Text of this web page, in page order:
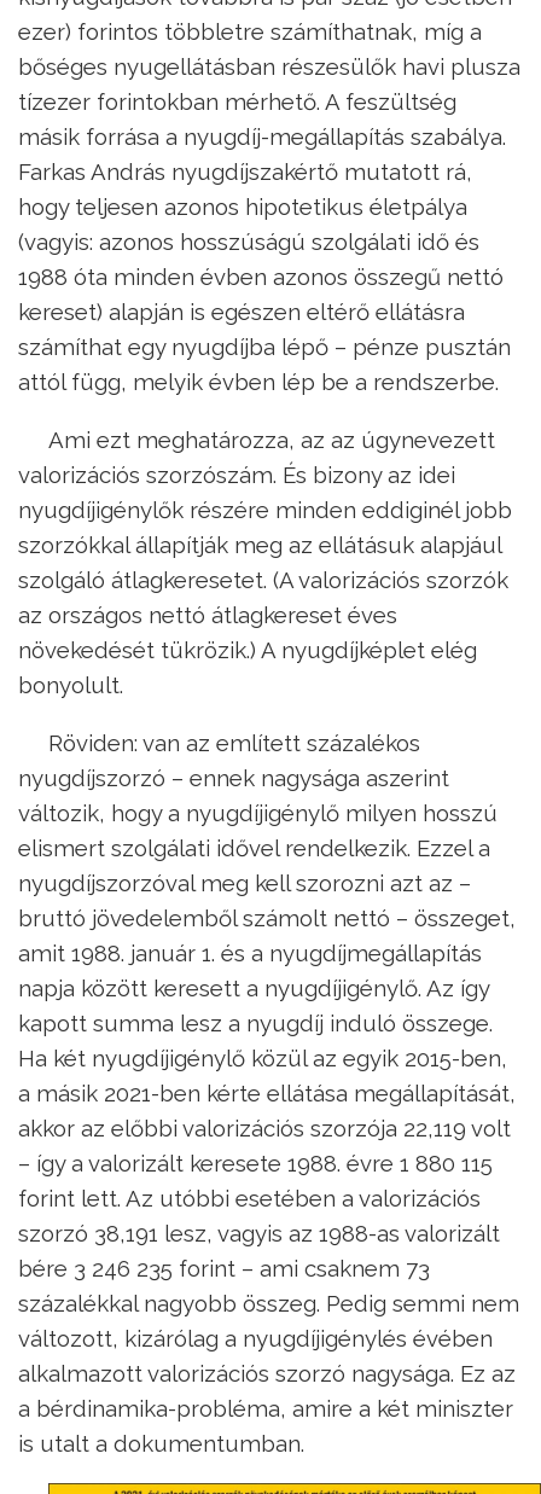
ezer) forintos többletre számíthatnak, míg a
bőséges nyugellátásban részesülők havi plusza
tízezer forintokban mérhető. A feszültség
másik forrása a nyugdíj-megállapítás szabálya.
Farkas András nyugdíjszakértő mutatott rá,
hogy teljesen azonos hipotetikus életpálya
(vagyis: azonos hosszúságú szolgálati idő és
1988 óta minden évben azonos összegű nettó
kereset) alapján is egészen eltérő ellátásra
számíthat egy nyugdíjba lépő – pénze pusztán
attól függ, melyik évben lép be a rendszerbe.
Ami ezt meghatározza, az az úgynevezett
valorizációs szorzószám. És bizony az idei
nyugdíjigénylők részére minden eddiginél jobb
szorzókkal állapítják meg az ellátásuk alapjául
szolgáló átlagkeresetet. (A valorizációs szorzók
az országos nettó átlagkereset éves
növekedését tükrözik.) A nyugdíjképlet elég
bonyolult.
Röviden: van az említett százalékos
nyugdíjszorzó – ennek nagysága aszerint
változik, hogy a nyugdíjigénylő milyen hosszú
elismert szolgálati idővel rendelkezik. Ezzel a
nyugdíjszorzóval meg kell szorozni azt az –
bruttó jövedelemből számolt nettó – összeget,
amit 1988. január 1. és a nyugdíjmegállapítás
napja között keresett a nyugdíjigénylő. Az így
kapott summa lesz a nyugdíj induló összege.
Ha két nyugdíjigénylő közül az egyik 2015-ben,
a másik 2021-ben kérte ellátása megállapítását,
akkor az előbbi valorizációs szorzója 22,119 volt
– így a valorizált keresete 1988. évre 1 880 115
forint lett. Az utóbbi esetében a valorizációs
szorzó 38,191 lesz, vagyis az 1988-as valorizált
bére 3 246 235 forint – ami csaknem 73
százalékkal nagyobb összeg. Pedig semmi nem
változott, kizárólag a nyugdíj­igénylés évében
alkalmazott valorizációs szorzó nagysága. Ez az
a bérdinamika-probléma, amire a két miniszter
is utalt a dokumentumban.